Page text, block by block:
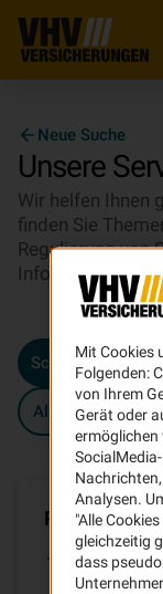
Neue Suche
Unsere
Wir helfen Ihnen
finden Sie
Regulierung von
Informationen
Schaden
Allgemein
Pannenhilfe
Zum Service
Mit Cookies
Folgenden:
von Ihrem
Gerät oder
ermöglichen
Analysen.
"Alle
gleichzeitig
dass